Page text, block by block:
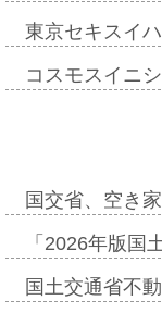
東京セキスイ
コスモスイニ
国交省、空き
「2026年版
国土交通省不